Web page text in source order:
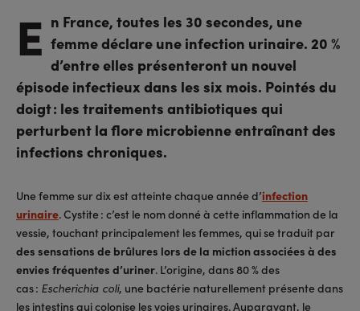
E n France, toutes les 30 secondes, une
femme déclare une infection urinaire. 20 %
d’entre elles présenteront un nouvel
épisode infectieux dans les six mois. Pointés du
doigt : les traitements antibiotiques qui
perturbent la flore microbienne entraînant des
infections chroniques.
Une femme sur dix est atteinte chaque année d’infection
urinaire. Cystite : c’est le nom donné à cette inflammation de la
vessie, touchant principalement les femmes, qui se traduit par
des sensations de brûlures lors de la miction associées à des
envies fréquentes d’uriner. L’origine, dans 80 % des
cas : Escherichia coli, une bactérie naturellement présente dans
les intestins qui colonise les voies urinaires. Auparavant, le